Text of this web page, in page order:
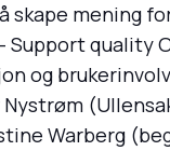
skape mening
Support
og
Warberg